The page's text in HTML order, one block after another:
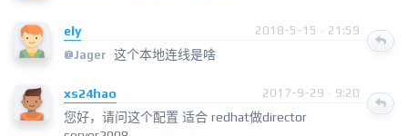
ely
2018-5-15 · 21:59
@Jager 这个本地连线是啥
xs24hao 2017-9-29 · 9:20
您好，请问这个配置 适合 redhat做director